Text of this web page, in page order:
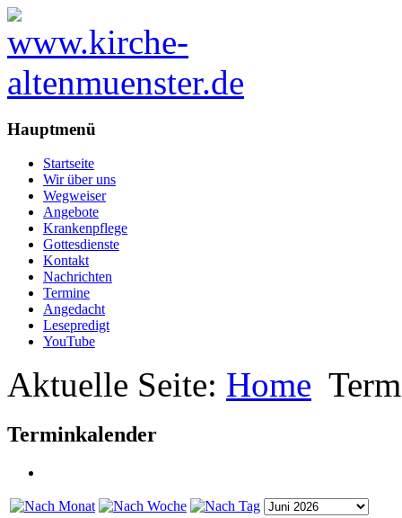
Hauptmenü
Startseite
Wir über uns
Wegweiser
Angebote
Krankenpflege
Gottesdienste
Kontakt
Nachrichten
Termine
Angedacht
Lesepredigt
YouTube
Aktuelle Seite: Home
Terminkalender